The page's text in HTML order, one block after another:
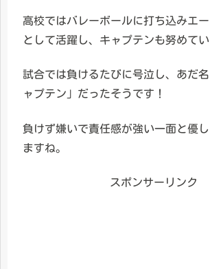
高校ではバレーボールに打ち込みエ
として活躍し、キャプテンも努めてい
試合では負けるたびに号泣し、あだ
ャプテン」だったそうです！
負けず嫌いで責任感が強い一面と優
ますね。
スポンサーリンク